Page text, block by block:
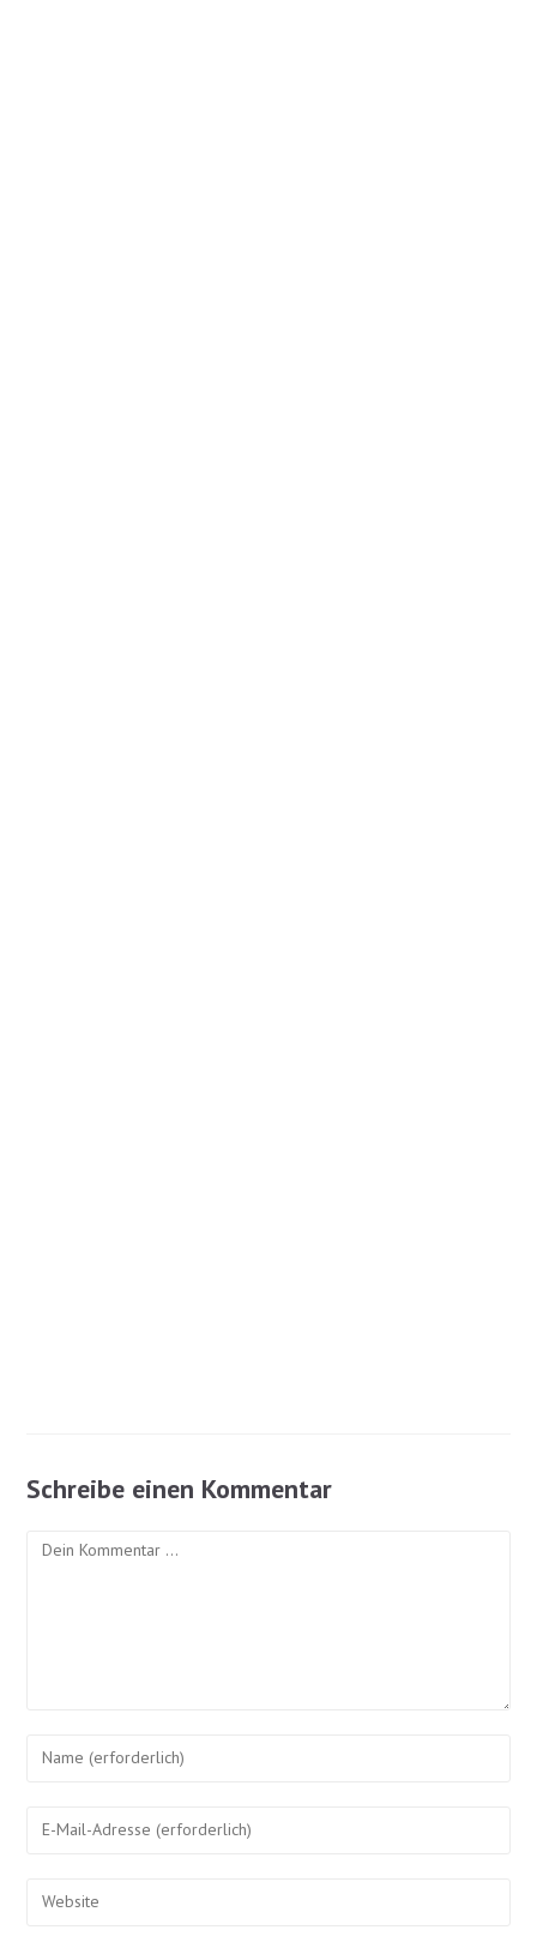
Schreibe einen Kommentar
Kommentar
deinen
oder
Kommentieren
deine
Mail-
deine